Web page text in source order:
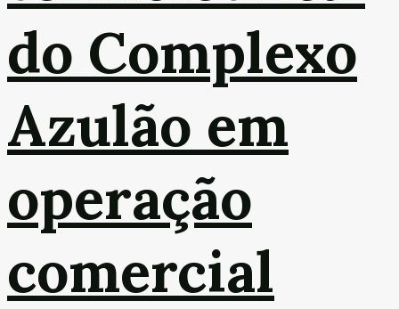
do Complexo
Azulão em
operação
comercial